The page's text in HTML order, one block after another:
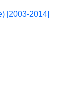
[2003-2014]